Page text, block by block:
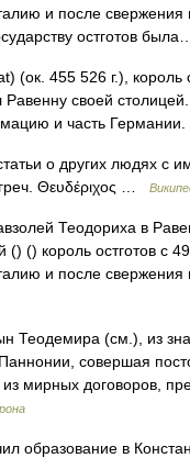
и после
остготов
(ок. 455 526 г.), король
своей
и часть
о других людях с
Θευδέριχος …
Теодориха в
король остготов с
и после
Теодемира (см.), из
совершая
мирных договоров,
образование в